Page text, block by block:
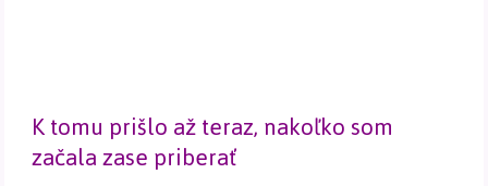
K tomu prišlo až teraz, nakoľko som
začala zase priberať